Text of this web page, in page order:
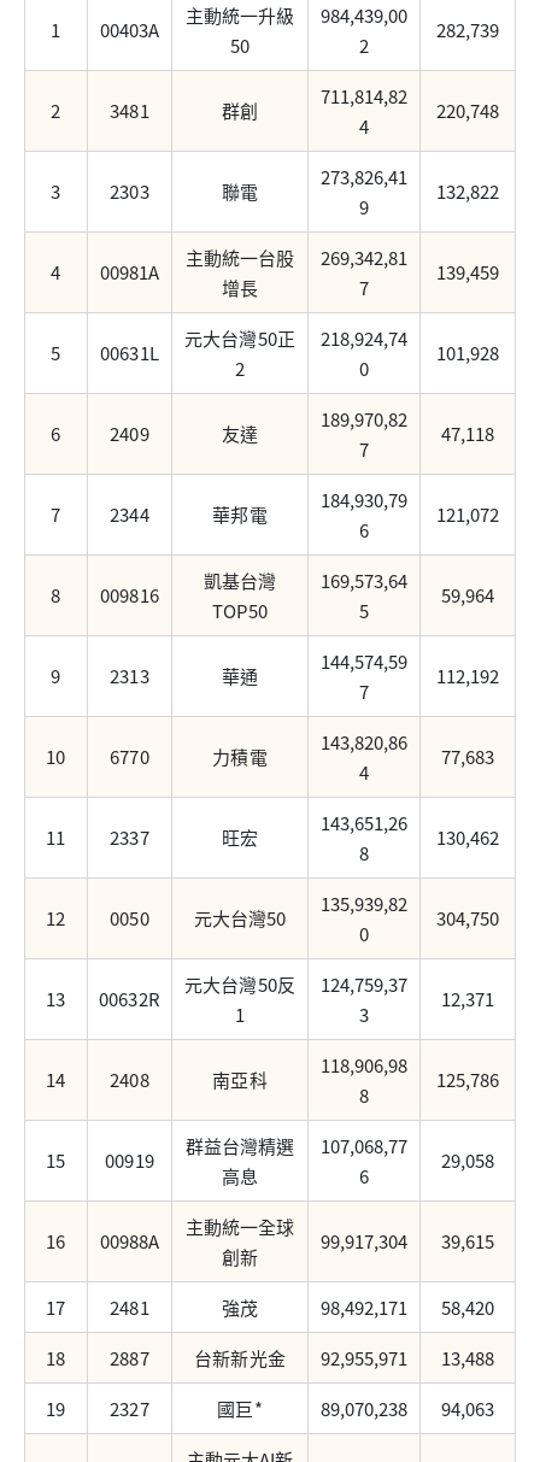
1 00403A
主動統一升級
50
984,439,00
2
282,739
2 3481 群創
711,814,82
4
220,748
3 2303 聯電
273,826,41
9
132,822
4 00981A
主動統一台股
增長
269,342,81
7
139,459
5 00631L
元大台灣50正
2
218,924,74
0
101,928
6 2409 友達
189,970,82
7
47,118
7 2344 華邦電
184,930,79
6
121,072
8 009816
凱基台灣
TOP50
169,573,64
5
59,964
9 2313 華通
144,574,59
7
112,192
10 6770 力積電
143,820,86
4
77,683
11 2337 旺宏
143,651,26
8
130,462
12 0050 元大台灣50
135,939,82
0
304,750
13 00632R
元大台灣50反
1
124,759,37
3
12,371
14 2408 南亞科
118,906,98
8
125,786
15 00919
群益台灣精選
高息
107,068,77
6
29,058
16 00988A
主動統一全球
創新
99,917,304 39,615
17 2481 強茂 98,492,171
58,420
18
2887 台新新光金 92,955,971
13,488
19
2327 國巨* 89,070,238 94,063